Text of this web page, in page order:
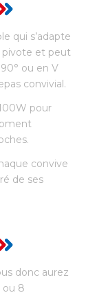
qui s’adapte
pivote et peut
ou en V
convivial.
pour
convive
de ses
donc aurez
ou 8